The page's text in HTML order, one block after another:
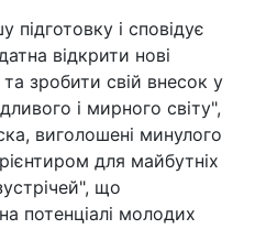
і сповідує
відкрити нові
зробити свій внесок у
і мирного світу",
виголошені минулого
для майбутніх
що
потенціалі молодих